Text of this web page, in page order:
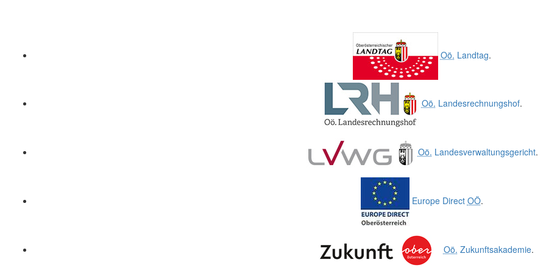
Oö. Landtag.
Oö. Landesrechnungshof.
Oö. Landesverwaltungsgericht.
Europe Direct OÖ.
Oö. Zukunftsakademie.